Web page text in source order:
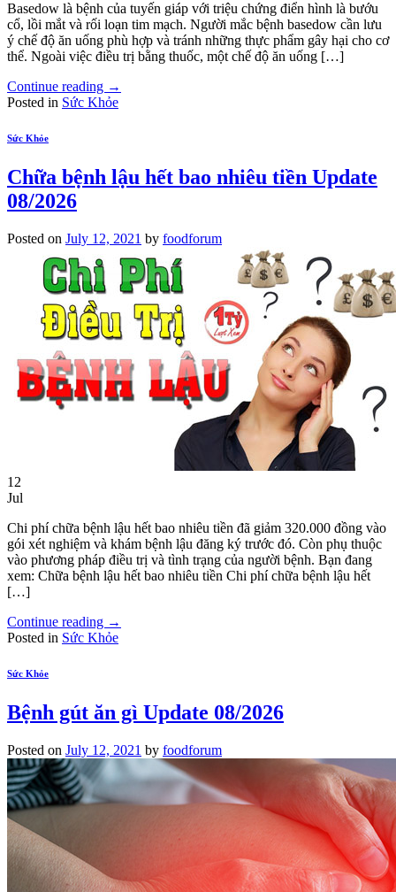
Basedow là bệnh của tuyến giáp với triệu chứng điển hình là bướu
cổ, lồi mắt và rối loạn tim mạch. Người mắc bệnh basedow cần lưu
ý chế độ ăn uống phù hợp và tránh những thực phẩm gây hại cho cơ
thể. Ngoài việc điều trị bằng thuốc, một chế độ ăn uống […]
Continue reading →
Posted in Sức Khỏe
Sức Khỏe
Chữa bệnh lậu hết bao nhiêu tiền Update
08/2026
Posted on July 12, 2021 by foodforum
12
Jul
Chi phí chữa bệnh lậu hết bao nhiêu tiền đã giảm 320.000 đồng vào
gói xét nghiệm và khám bệnh lậu đăng ký trước đó. Còn phụ thuộc
vào phương pháp điều trị và tình trạng của người bệnh. Bạn đang
xem: Chữa bệnh lậu hết bao nhiêu tiền Chi phí chữa bệnh lậu hết
[…]
Continue reading →
Posted in Sức Khỏe
Sức Khỏe
Bệnh gút ăn gì Update 08/2026
Posted on July 12, 2021 by foodforum